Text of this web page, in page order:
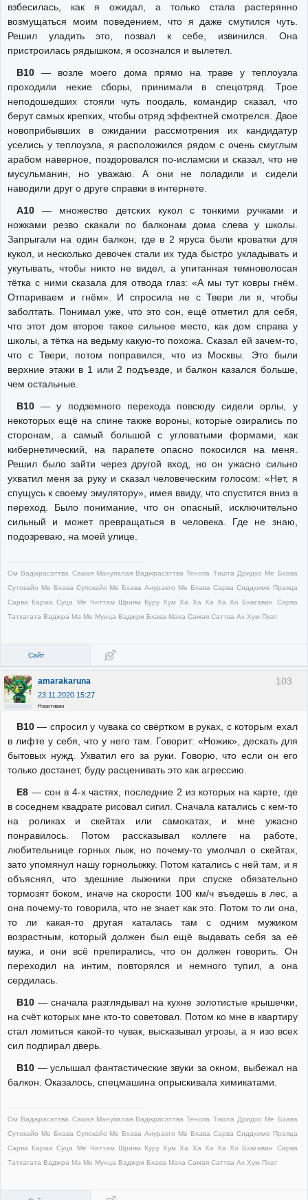
взбесилась, как я ожидал, а только стала растерянно
возмущаться моим поведением, что я даже смутился чуть.
Решил уладить это, позвал к себе, извинился. Она
пристроилась рядышком, я осознался и вылетел.
В10— возле моего дома прямо на траве у теплоузла
проходили некие сборы, принимали в спецотряд. Трое
неподошедших стояли чуть поодаль, командир сказал, что
берут самых крепких, чтобы отряд эффектней смотрелся. Двое
новоприбывших в ожидании рассмотрения их кандидатур
уселись у теплоузла, я расположился рядом с очень смуглым
арабом наверное, поздоровался по-исламски и сказал, что не
мусульманин, но уважаю. А они не поладили и сидели
наводили друг о друге справки в интернете.
А10— множество детских кукол с тонкими ручками и
ножками резво скакали по балконам дома слева у школы.
Запрыгали на один балкон, где в 2 яруса были кроватки для
кукол, и несколько девочек стали их туда быстро укладывать и
укутывать, чтобы никто не видел, а упитанная темноволосая
тётка с ними сказала для отвода глаз: «А мы тут ковры гнём.
Отпариваем и гнём». И спросила не с Твери ли я, чтобы
заболтать. Понимал уже, что это сон, ещё отметил для себя,
что этот дом второе такое сильное место, как дом справа у
школы, а тётка на ведьму какую-то похожа. Сказал ей зачем-то,
что с Твери, потом поправился, что из Москвы. Это были
верхние этажи в 1 или 2 подъезде, и балкон казался больше,
чем остальные.
В10— у подземного перехода повсюду сидели орлы, у
некоторых ещё на спине также вороны, которые озирались по
сторонам, а самый большой с угловатыми формами, как
кибернетический, на парапете опасно покосился на меня.
Решил было зайти через другой вход, но он ужасно сильно
ухватил меня за руку и сказал человеческим голосом: «Нет, я
спущусь к своему эмулятору», имея ввиду, что спустится вниз в
переход. Было понимание, что он опасный, исключительно
сильный и может превращаться в человека. Где не знаю,
подозреваю, на моей улице.
Ом Ваджрасаттва Самая Манупалая Ваджрасаттва Тенопа Тишта Дридхо Ме Бхава
Сутокайо Ме Бхава Супокайо Ме Бхава Ануракто Ме Бхава Сарва Сиддхиме Праяца
Сарва Карма Суца Ме Читтам Шриям Куру Хум Ха Ха Ха Ха Хо Бхагаван Сарва
Татхагата Ваджра Ма Ме Мунца Ваджри Бхава Маха Самая Саттва Ах Хум Пхат
Сайт
103
amarakaruna
23.11.2020 15:27
Неактивен
В10— спросил у чувака со свёртком в руках, с которым ехал
в лифте у себя, что у него там. Говорит: «Ножик», дескать для
бытовых нужд. Ухватил его за руки. Говорю, что если он его
только достанет, буду расценивать это как агрессию.
Е8— сон в 4-х частях, последние 2 из которых на карте, где
в соседнем квадрате рисовал сигил. Сначала катались с кем-то
на роликах и скейтах или самокатах, и мне ужасно
понравилось. Потом рассказывал коллеге на работе,
любительнице горных лыж, но почему-то умолчал о скейтах,
зато упомянул нашу горнолыжку. Потом катались с ней там, и я
объяснял, что здешние лыжники при спуске обязательно
тормозят боком, иначе на скорости 100 км/ч въедешь в лес, а
она почему-то говорила, что не знает как это. Потом то ли она,
то ли какая-то другая каталась там с одним мужиком
возрастным, который должен был ещё выдавать себя за её
мужа, и они всё препирались, что он должен говорить. Он
переходил на интим, повторялся и немного тупил, а она
сердилась.
В10— сначала разглядывал на кухне золотистые крышечки,
на счёт которых мне кто-то советовал. Потом ко мне в квартиру
стал ломиться какой-то чувак, высказывал угрозы, а я изо всех
сил подпирал дверь.
В10— услышал фантастические звуки за окном, выбежал на
балкон. Оказалось, спецмашина опрыскивала химикатами.
Ом Ваджрасаттва Самая Манупалая Ваджрасаттва Тенопа Тишта Дридхо Ме Бхава
Сутокайо Ме Бхава Супокайо Ме Бхава Ануракто Ме Бхава Сарва Сиддхиме Праяца
Сарва Карма Суца Ме Читтам Шриям Куру Хум Ха Ха Ха Ха Хо Бхагаван Сарва
Татхагата Ваджра Ма Ме Мунца Ваджри Бхава Маха Самая Саттва Ах Хум Пхат